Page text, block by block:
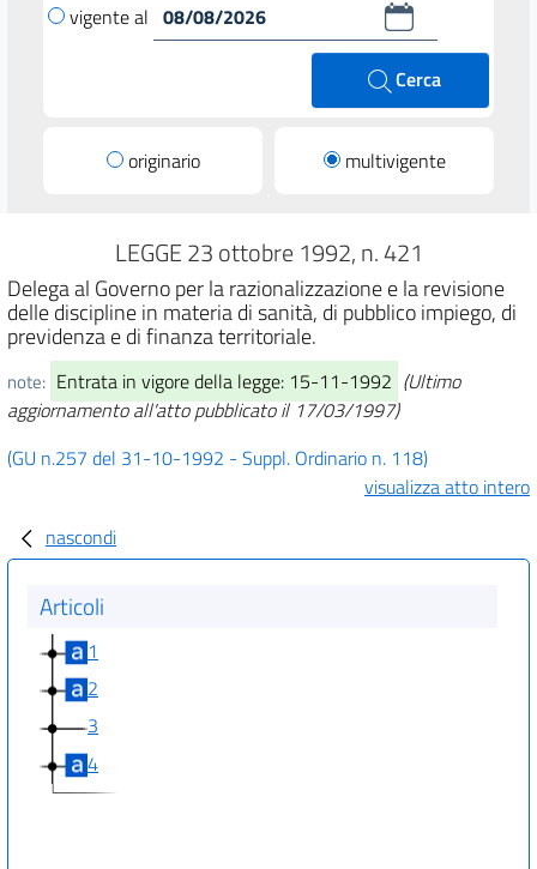
vigente al
Cerca
originario multivigente
LEGGE 23 ottobre 1992, n. 421
Delega al Governo per la razionalizzazione e la revisione
delle discipline in materia di sanità, di pubblico impiego, di
previdenza e di finanza territoriale.
note: Entrata in vigore della legge: 15-11-1992 (Ultimo
aggiornamento all'atto pubblicato il 17/03/1997)
(GU n.257 del 31-10-1992 - Suppl. Ordinario n. 118)
visualizza atto intero
nascondi
Articoli
1
2
3
4